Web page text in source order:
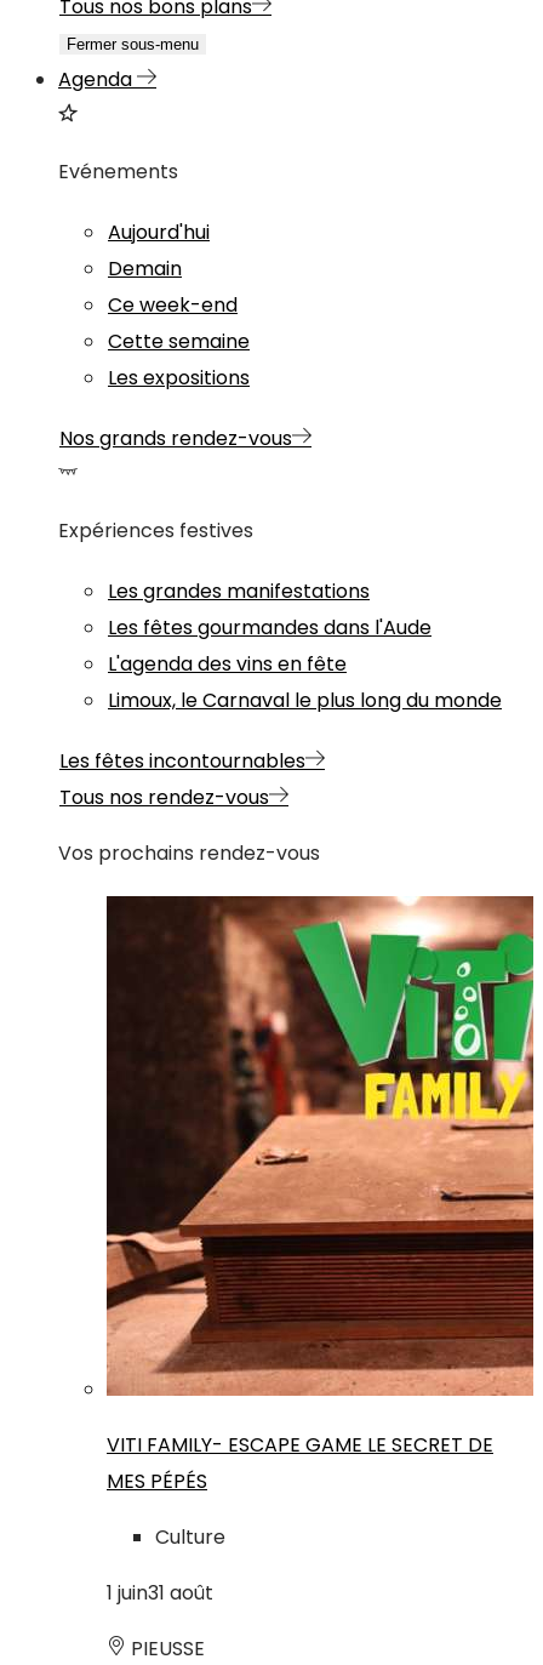
Tous nos bons plans
Fermer sous-menu
Agenda
Evénements
Aujourd'hui
Demain
Ce week-end
Cette semaine
Les expositions
Nos grands rendez-vous
Expériences festives
Les grandes manifestations
Les fêtes gourmandes dans l'Aude
L'agenda des vins en fête
Limoux, le Carnaval le plus long du monde
Les fêtes incontournables
Tous nos rendez-vous
Vos prochains rendez-vous
VITI FAMILY- ESCAPE GAME LE SECRET DE
MES PÉPÉS
Culture
1 juin31 août
PIEUSSE